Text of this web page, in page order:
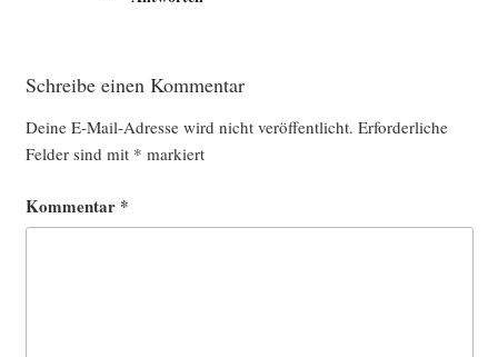
Schreibe einen Kommentar
Deine E-Mail-Adresse wird nicht veröffentlicht. Erforderliche
Felder sind mit * markiert
Kommentar *